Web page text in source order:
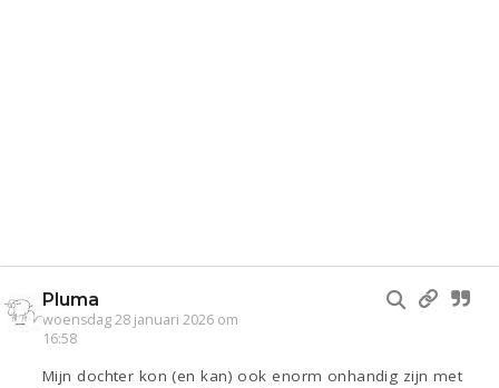
Pluma
woensdag 28 januari 2026 om
16:58
Mijn dochter kon (en kan) ook enorm onhandig zijn met